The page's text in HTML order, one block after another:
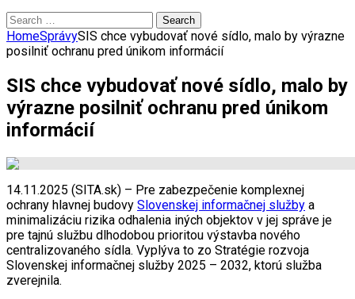
Search
for:
HomeSprávySIS chce vybudovať nové sídlo, malo by výrazne
posilniť ochranu pred únikom informácií
SIS chce vybudovať nové sídlo, malo by
výrazne posilniť ochranu pred únikom
informácií
14.11.2025 (SITA.sk) – Pre zabezpečenie komplexnej
ochrany hlavnej budovy Slovenskej informačnej služby a
minimalizáciu rizika odhalenia iných objektov v jej správe je
pre tajnú službu dlhodobou prioritou výstavba nového
centralizovaného sídla. Vyplýva to zo Stratégie rozvoja
Slovenskej informačnej služby 2025 – 2032, ktorú služba
zverejnila.